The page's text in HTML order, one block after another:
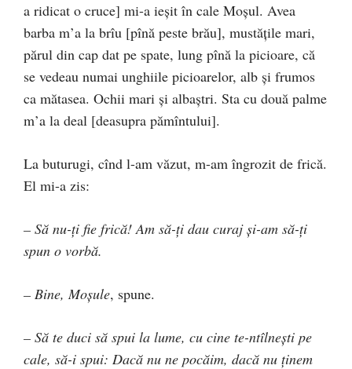
a ridicat o cruce] mi-a ieşit în cale Moşul. Avea
barba m’a la brîu [pînă peste brău], mustăţile mari,
părul din cap dat pe spate, lung pînă la picioare, că
se vedeau numai unghiile picioarelor, alb şi frumos
ca mătasea. Ochii mari şi albaştri. Sta cu două palme
m’a la deal [deasupra pămîntului].
La buturugi, cînd l-am văzut, m-am îngrozit de frică.
El mi-a zis:
– Să nu-ţi fie frică! Am să-ţi dau curaj şi-am să-ţi
spun o vorbă.
– Bine, Moşule, spune.
– Să te duci să spui la lume, cu cine te-ntîlneşti pe
cale, să-i spui: Dacă nu ne pocăim, dacă nu ţinem